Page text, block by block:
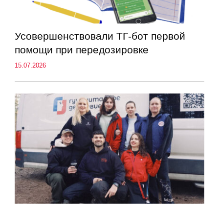
Усовершенствовали ТГ-бот первой
помощи при передозировке
15.07.2026